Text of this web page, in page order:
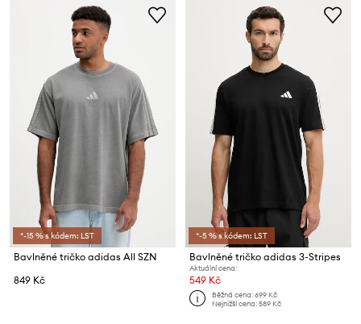
*-15 % s kódem: LST
Bavlněné tričko adidas All SZN
849 Kč
*-5 % s kódem: LST
Bavlněné tričko adidas 3-Stripes
Aktuální cena:
549 Kč
Běžná cena:699 Kč
Nejnižší cena:589 Kč